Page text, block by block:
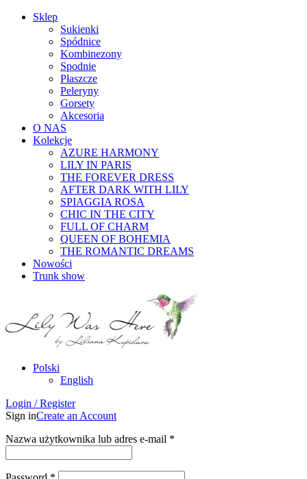
Sklep
Sukienki
Spódnice
Kombinezony
Spodnie
Płaszcze
Peleryny
Gorsety
Akcesoria
O NAS
Kolekcje
AZURE HARMONY
LILY IN PARIS
THE FOREVER DRESS
AFTER DARK WITH LILY
SPIAGGIA ROSA
CHIC IN THE CITY
FULL OF CHARM
QUEEN OF BOHEMIA
THE ROMANTIC DREAMS
Nowości
Trunk show
Polski
English
Login / Register
Sign inCreate an Account
Nazwa użytkownika lub adres e-mail *